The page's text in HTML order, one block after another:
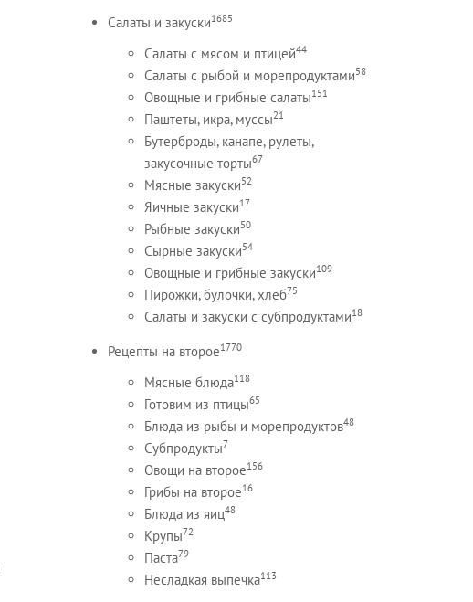
Салаты и закуски1685
Салаты с мясом и птицей44
Салаты с рыбой и морепродуктами58
Овощные и грибные салаты151
Паштеты, икра, муссы21
Бутерброды, канапе, рулеты,
закусочные торты67
Мясные закуски52
Яичные закуски17
Рыбные закуски50
Сырные закуски54
Овощные и грибные закуски109
Пирожки, булочки, хлеб75
Салаты и закуски с субпродуктами18
Рецепты на второе1770
Мясные блюда118
Готовим из птицы65
Блюда из рыбы и морепродуктов48
Субпродукты7
Овощи на второе156
Грибы на второе16
Блюда из яиц48
Крупы72
Паста79
Несладкая выпечка113